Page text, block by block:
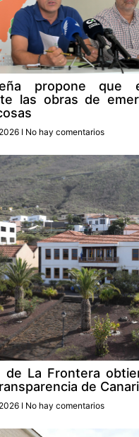
propone que
las obras de
No hay comentarios
de La Frontera
de
No hay comentarios